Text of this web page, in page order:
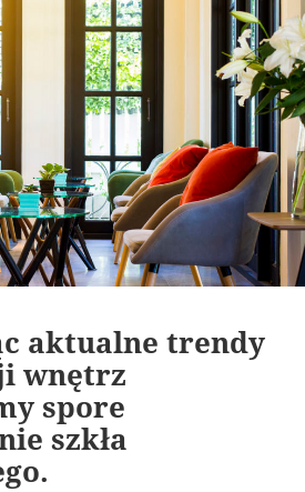
aktualne trendy
wnętrz
spore
szkła